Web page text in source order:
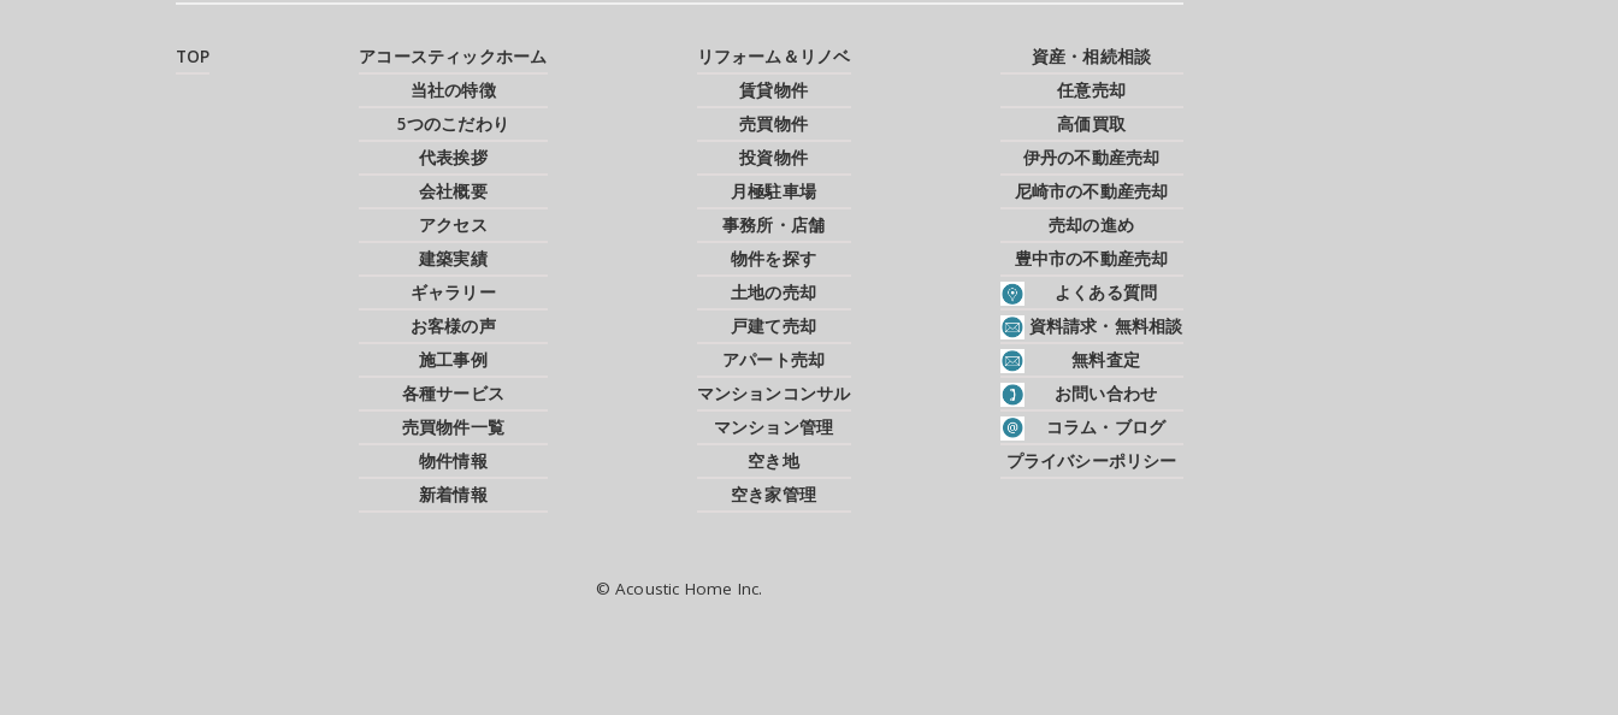
TOP
アコースティックホーム
当社の特徴
5つのこだわり
代表挨拶
会社概要
アクセス
建築実績
ギャラリー
お客様の声
施工事例
各種サービス
売買物件一覧
物件情報
新着情報
リフォーム＆リノベ
賃貸物件
売買物件
投資物件
月極駐車場
事務所・店舗
物件を探す
土地の売却
戸建て売却
アパート売却
マンションコンサル
マンション管理
空き地
空き家管理
資産・相続相談
任意売却
高価買取
伊丹の不動産売却
尼崎市の不動産売却
売却の進め
豊中市の不動産売却
よくある質問
資料請求・無料相談
無料査定
お問い合わせ
コラム・ブログ
プライバシーポリシー
© Acoustic Home Inc.